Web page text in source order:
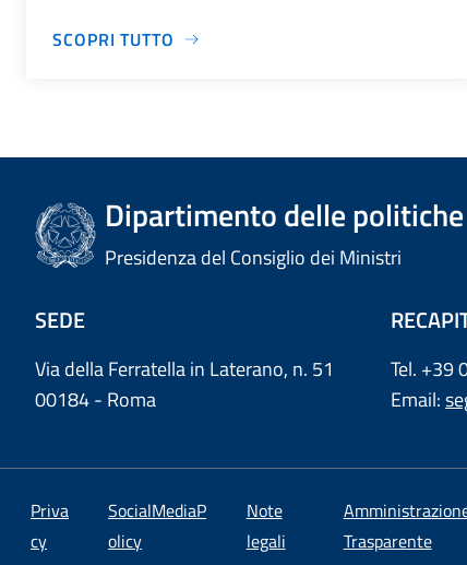
SCOPRI TUTTO
Dipartimento delle
Presidenza del Consiglio dei Ministri
SEDE
Via della Ferratella in Laterano, n. 51
00184 - Roma
Tel. +39
Email:
Priva
cy
SocialMediaP
olicy
Note
legali
Trasparente